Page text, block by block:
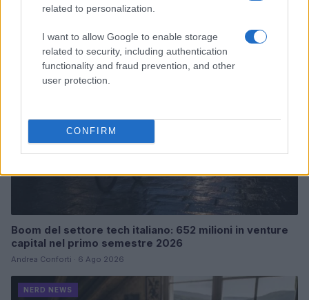
related to personalization.
I want to allow Google to enable storage
related to security, including authentication
functionality and fraud prevention, and other
user protection.
CONFIRM
Andrea Conforti · 6 Ago 2026
NERD NEWS
Boom del settore tech italiano: 652 milioni in venture
capital nel primo semestre 2026
Andrea Conforti · 6 Ago 2026
NERD NEWS